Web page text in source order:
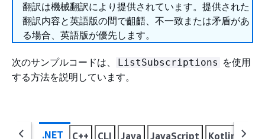
翻訳は機械翻訳により提供されています。提供された
翻訳内容と英語版の間で齟齬、不一致または矛盾があ
る場合、英語版が優先します。
次のサンプルコードは、 ListSubscriptions を使用
する方法を説明しています。
.NET C++ CLI Java JavaScript Kotlin PHP